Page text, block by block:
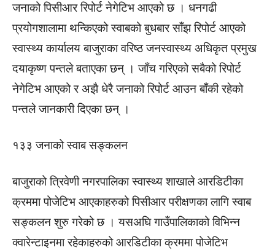
जनाको पिसीआर रिपोर्ट नेगेटिभ आएको छ । धनगढी
प्रयोगशालामा थन्किएको स्वाबको बुधबार साँझ रिपोर्ट आएको
स्वास्थ्य कार्यालय बाजुराका वरिष्ठ जनस्वास्थ्य अधिकृत प्रमुख
दयाकृष्ण पन्तले बताएका छन् । जाँच गरिएको सबैको रिपोर्ट
नेगेटिभ आएको र अझै धेरै जनाको रिपोर्ट आउन बाँकी रहेको
पन्तले जानकारी दिएका छन् ।
१३३ जनाको स्वाब सङ्कलन
बाजुराको त्रिवेणी नगरपालिका स्वास्थ्य शाखाले आरडिटीका
क्रममा पोजेटिभ आएकाहरुको पिसीआर परीक्षणका लागि स्वाब
सङ्कलन शुरु गरेको छ । यसअघि गाउँपालिकाको विभिन्न
क्वारेन्टाइनमा रहेकाहरुको आरडिटीका क्रममा पोजेटिभ